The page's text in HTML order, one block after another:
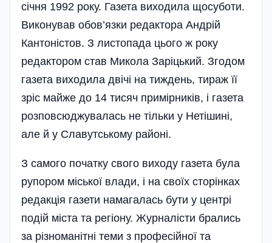
січня 1992 року. Газета виходила щосуботи.
Виконував обов’язки редактора Андрій
Кантоністов. З листопада цього ж року
редактором став Микола Заріцький. Згодом
газета виходила двічі на тиждень, тираж її
зріс майже до 14 тисяч примірників, і газета
розповсюджувалась не тільки у Нетішині,
але й у Славутському районі.
З самого початку свого виходу газета була
рупором міської влади, і на своїх сторінках
редакція газети намагалась бути у центрі
подій міста та регіону. Журналісти брались
за різноманітні теми з професійної та